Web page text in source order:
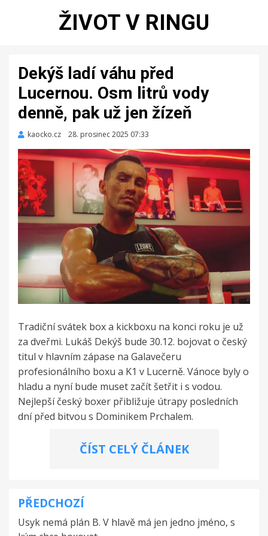
ŽIVOT V RINGU
Dekýš ladí váhu před
Lucernou. Osm litrů vody
denně, pak už jen žízeň
kaocko.cz
Zveřejněno
28. prosinec 2025 07:33
Tradiční svátek box a kickboxu na konci roku je už
za dveřmi. Lukáš Dekýš bude 30.12. bojovat o český
titul v hlavním zápase na Galavečeru
profesionálního boxu a K1 v Lucerně. Vánoce byly o
hladu a nyní bude muset začít šetřit i s vodou.
Nejlepší český boxer přibližuje útrapy posledních
dní před bitvou s Dominikem Prchalem.
ČÍST CELÝ ČLÁNEK
Navigace
pro
PŘEDCHOZÍ
Usyk nemá plán B. V hlavě má jen jedno jméno, s